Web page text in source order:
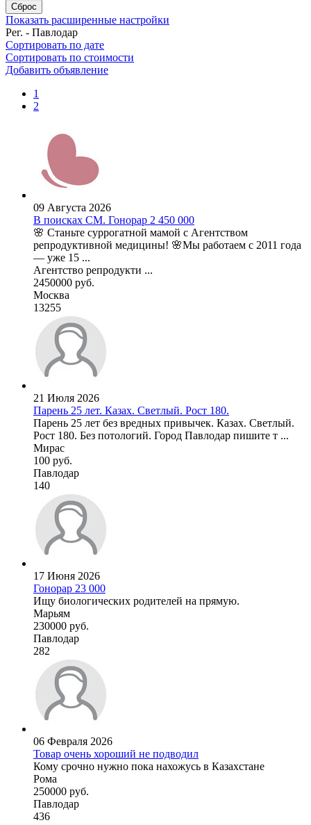
Сброс
Показать расширенные настройки
Рег. - Павлодар
Сортировать по дате
Сортировать по стоимости
Добавить объявление
1
2
09 Августа 2026
В поисках СМ. Гонорар 2 450 000
🌸 Станьте суррогатной мамой с Агентством
репродуктивной медицины! 🌸Мы работаем с 2011 года
— уже 15 ...
Агентство репродукти ...
2450000 руб.
Москва
13255
21 Июля 2026
Парень 25 лет. Казах. Светлый. Рост 180.
Парень 25 лет без вредных привычек. Казах. Светлый.
Рост 180. Без потологий. Город Павлодар пишите т ...
Мирас
100 руб.
Павлодар
140
17 Июня 2026
Гонорар 23 000
Ищу биологических родителей на прямую.
Марьям
230000 руб.
Павлодар
282
06 Февраля 2026
Товар очень хороший не подводил
Кому срочно нужно пока нахожусь в Казахстане
Рома
250000 руб.
Павлодар
436